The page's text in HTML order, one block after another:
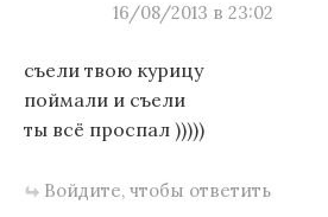
16/08/2013 в 23:02
съели твою курицу
поймали и съели
ты всё проспал )))))
Войдите, чтобы ответить